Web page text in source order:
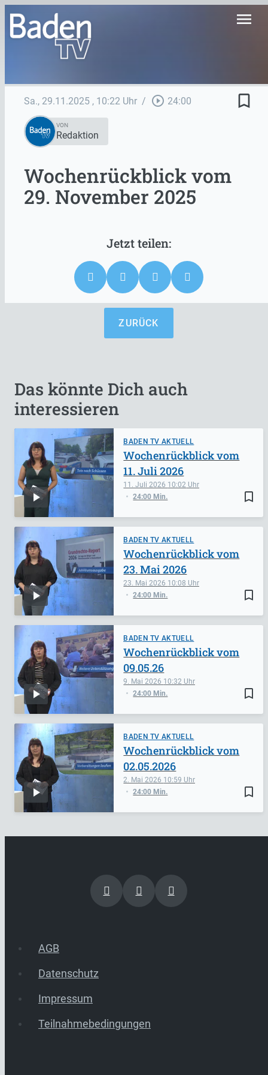
menu
Sa., 29.11.2025 , 10:22 Uhr / play_circle_outline 24:00 bookmark_border
VON
Redaktion
Wochenrückblick vom
29. November 2025
ZURÜCK
Das könnte Dich auch
interessieren
BADEN TV AKTUELL
bookmark_border
11. Juli 2026 10:02
24:00 Min.
Wochenrückblick vom
11. Juli 2026
BADEN TV AKTUELL
bookmark_border
23. Mai 2026 10:08
24:00 Min.
Wochenrückblick vom
23. Mai 2026
BADEN TV AKTUELL
bookmark_border
9. Mai 2026 10:32
24:00 Min.
Wochenrückblick vom
09.05.26
BADEN TV AKTUELL
bookmark_border
2. Mai 2026 10:59
24:00 Min.
Wochenrückblick vom
02.05.2026
AGB
Datenschutz
Impressum
Teilnahmebedingungen